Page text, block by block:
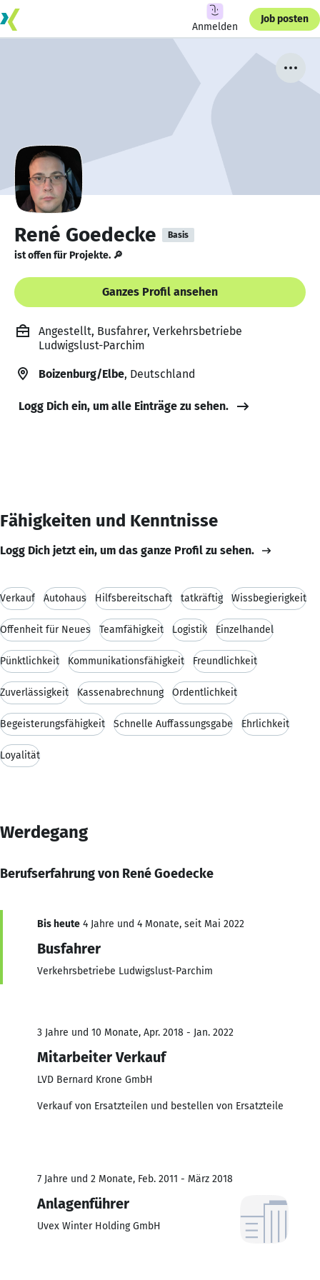
Anmelden
Job posten
René Goedecke Basis
ist offen für Projekte. 🔎
Ganzes Profil ansehen
Angestellt, Busfahrer, Verkehrsbetriebe
Ludwigslust-Parchim
Boizenburg/Elbe, Deutschland
Logg Dich ein, um alle Einträge zu sehen.
Fähigkeiten und Kenntnisse
Logg Dich jetzt ein, um das ganze Profil zu sehen.
Verkauf Autohaus Hilfsbereitschaft tatkräftig Wissbegierigkeit
Offenheit für Neues Teamfähigkeit Logistik Einzelhandel
Pünktlichkeit Kommunikationsfähigkeit Freundlichkeit
Zuverlässigkeit Kassenabrechnung Ordentlichkeit
Begeisterungsfähigkeit Schnelle Auffassungsgabe Ehrlichkeit
Loyalität
Werdegang
Berufserfahrung von René Goedecke
Bis heute 4 Jahre und 4 Monate, seit Mai 2022
Busfahrer
Verkehrsbetriebe Ludwigslust-Parchim
3 Jahre und 10 Monate, Apr. 2018 - Jan. 2022
Mitarbeiter Verkauf
LVD Bernard Krone GmbH
Verkauf von Ersatzteilen und bestellen von Ersatzteile
7 Jahre und 2 Monate, Feb. 2011 - März 2018
Anlagenführer
Uvex Winter Holding GmbH